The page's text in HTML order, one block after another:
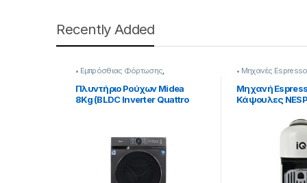
Recently Added
• Εμπρόσθιας Φόρτωσης
Πλυντήρια & Στεγνωτήρια
Πλυντήριο Ρούχων Midea
8Kg (BLDC Inverter Quattro
• Μηχανές Espresso
Πρωινού
Μηχανή
Κάψουλες